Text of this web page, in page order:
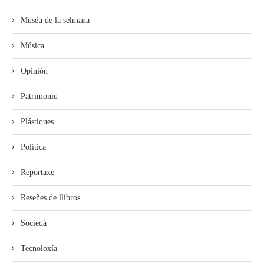
Muséu de la selmana
Música
Opinión
Patrimoniu
Plástiques
Política
Reportaxe
Reseñes de llibros
Sociedá
Tecnoloxía